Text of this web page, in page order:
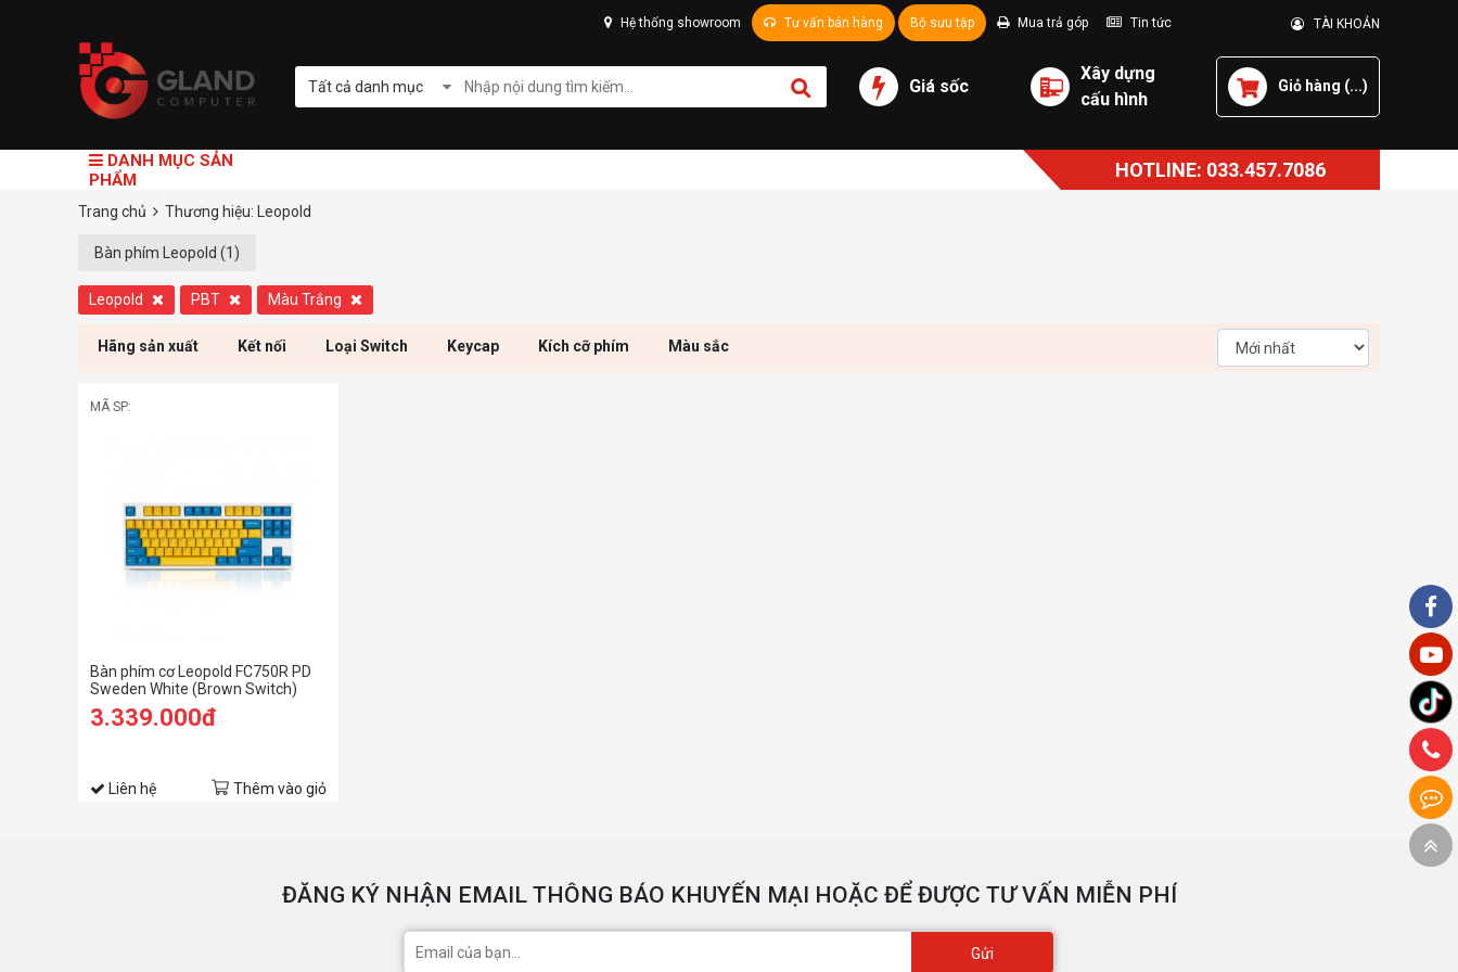
Hệ thống showroom Tư vấn bán hàng Bộ sưu tập Mua trả góp Tin tức TÀI KHOẢN
Tất cả danh mục Giá sốc
Xây dựng
cấu hình
Giỏ hàng (...)
DANH MỤC SẢN
PHẨM
HOTLINE: 033.457.7086
Trang chủ Thương hiệu: Leopold
Bàn phím Leopold (1)
Leopold PBT Màu Trắng
Hãng sản xuất Kết nối Loại Switch Keycap Kích cỡ phím Màu sắc
MÃ SP:
Bàn phím cơ Leopold FC750R PD
Sweden White (Brown Switch)
3.339.000đ
Liên hệ Thêm vào giỏ
ĐĂNG KÝ NHẬN EMAIL THÔNG BÁO KHUYẾN MẠI HOẶC ĐỂ ĐƯỢC TƯ VẤN MIỄN PHÍ
Gửi